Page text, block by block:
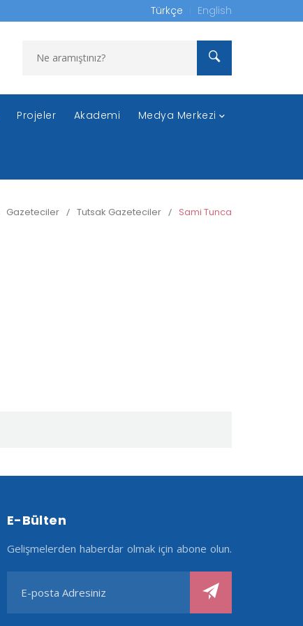
Türkçe English
Projeler Akademi Medya Merkezi
Gazeteciler / Tutsak Gazeteciler / Sami Tunca
E-Bülten
Gelişmelerden haberdar olmak için abone olun.